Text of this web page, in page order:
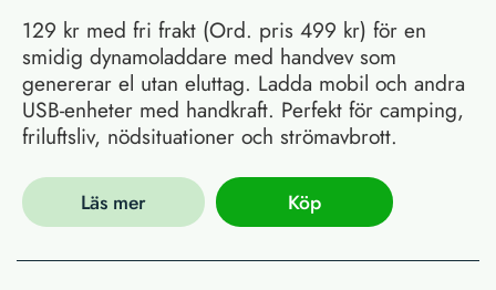
129 kr med fri frakt (Ord. pris 499 kr) för en
smidig dynamoladdare med handvev som
genererar el utan eluttag. Ladda mobil och andra
USB-enheter med handkraft. Perfekt för camping,
friluftsliv, nödsituationer och strömavbrott.
Läs mer Köp